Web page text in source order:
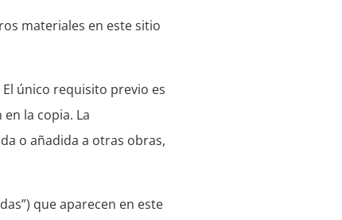
materiales en este sitio
único requisito previo es
la copia. La
o añadida a otras obras,
que aparecen en este